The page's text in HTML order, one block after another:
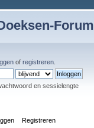
Forum
ofregistreren
en sessielengte
Registreren